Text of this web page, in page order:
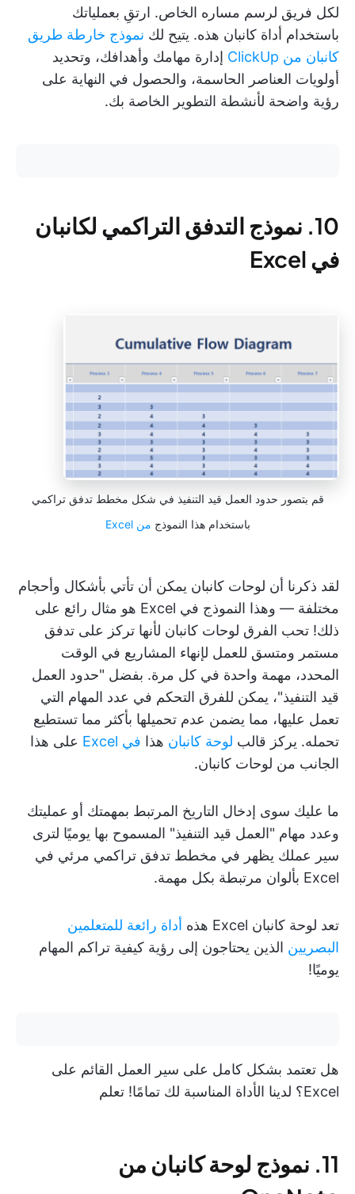
لكل فريق لرسم مساره الخاص. ارتقِ بعملياتك
باستخدام أداة كانبان هذه. يتيح لك نموذج خارطة طريق
كانبان من ClickUp
إدارة مهامك وأهدافك، وتحديد
أولويات العناصر الحاسمة، والحصول في النهاية على
رؤية واضحة لأنشطة التطوير الخاصة بك.
10. نموذج التدفق التراكمي لكانبان
في Excel
قم بتصور حدود العمل قيد التنفيذ في شكل مخطط تدفق تراكمي
باستخدام هذا النموذج من Excel
لقد ذكرنا أن لوحات كانبان يمكن أن تأتي بأشكال وأحجام
مختلفة — وهذا النموذج في Excel هو مثال رائع على
ذلك! تحب الفرق لوحات كانبان لأنها تركز على تدفق
مستمر ومتسق للعمل لإنهاء المشاريع في الوقت
المحدد، مهمة واحدة في كل مرة. بفضل "حدود العمل
قيد التنفيذ"، يمكن للفرق التحكم في عدد المهام التي
تعمل عليها، مما يضمن عدم تحميلها بأكثر مما تستطيع
تحمله. يركز قالب لوحة كانبان هذا في Excel
على هذا
الجانب من لوحات كانبان.
ما عليك سوى إدخال التاريخ المرتبط بمهمتك أو عمليتك
وعدد مهام "العمل قيد التنفيذ" المسموح بها يوميًا لترى
سير عملك يظهر في مخطط تدفق تراكمي مرئي في
Excel بألوان مرتبطة بكل مهمة.
تعد لوحة كانبان Excel هذه
أداة رائعة للمتعلمين
البصريين الذين يحتاجون إلى رؤية كيفية تراكم المهام
يوميًا!
هل تعتمد بشكل كامل على سير العمل القائم على
Excel؟ لدينا الأداة المناسبة لك تمامًا! تعلم
11. نموذج لوحة كانبان من